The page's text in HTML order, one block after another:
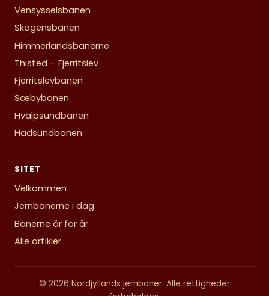
Vensysselsbanen
Skagensbanen
Himmerlandsbanerne
Thisted – Fjerritslev
Fjerritslevbanen
Sæbybanen
Hvalpsundbanen
Hadsundbanen
SITET
Velkommen
Jernbanerne i dag
Banerne år for år
Alle artikler
© 2026 Nordjyllands jernbaner. Alle rettigheder